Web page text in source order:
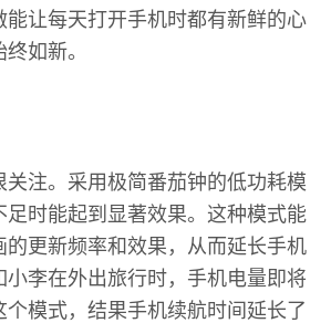
能让每天打开手机时都有新鲜的心
如新。
关注。采用极简番茄钟的低功耗模
足时能起到显著效果。这种模式能
的更新频率和效果，从而延长手机
小李在外出旅行时，手机电量即将
模式，结果手机续航时间延长了